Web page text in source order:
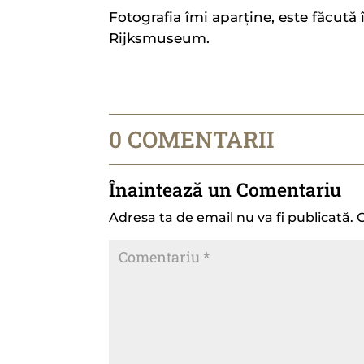
Fotografia îmi aparține, este
Rijksmuseum.
0 COMENTARII
Înaintează un Comentariu
Adresa ta de email nu va fi publicată.